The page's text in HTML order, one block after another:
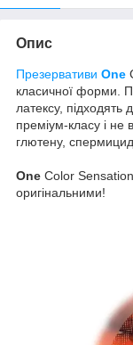
Опис
Презервативи One
класичної форми.
латексу, підходять
преміум-класу і не
глютену,
One Color
оригінальними!